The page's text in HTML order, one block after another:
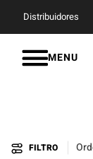
Distribuidores
MENU
FILTRO